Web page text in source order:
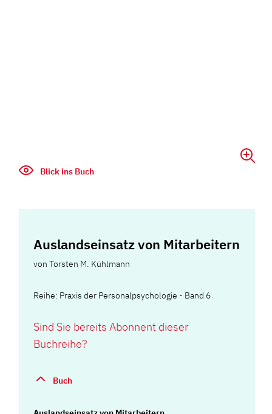
Blick ins Buch
Auslandseinsatz von Mitarbeitern
vonTorsten M. Kühlmann
Reihe: Praxis der Personalpsychologie - Band 6
Sind Sie bereits Abonnent dieser
Buchreihe?
Buch